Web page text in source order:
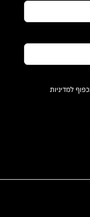
למדיניות